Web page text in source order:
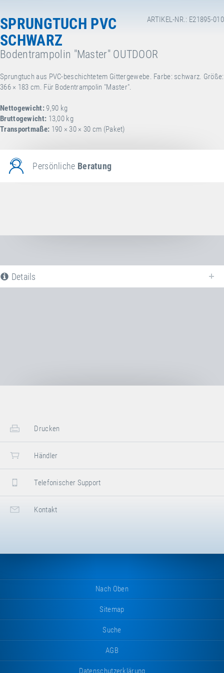
ARTIKEL-NR.: E21895-010
SPRUNGTUCH PVC
SCHWARZ
Bodentrampolin "Master" OUTDOOR
Sprungtuch aus PVC-beschichtetem Gittergewebe. Farbe: schwarz. Größe:
366 × 183 cm. Für Bodentrampolin "Master".
Nettogewicht:9,90 kg
Bruttogewicht: 13,00 kg
Transportmaße: 190 × 30 × 30 cm (Paket)
Persönliche Beratung
Details
Drucken
Händler
Telefonischer Support
Kontakt
Nach Oben
Sitemap
Suche
AGB
Datenschutzerklärung